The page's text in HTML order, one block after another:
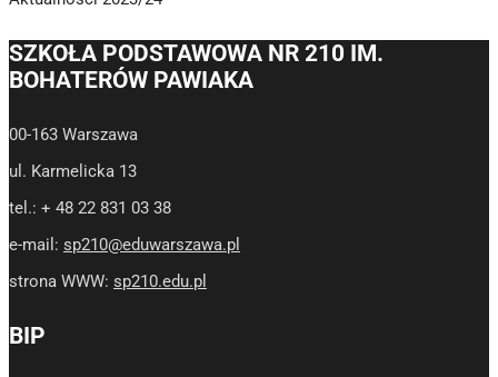
SZKOŁA PODSTAWOWA NR 210 IM.
BOHATERÓW PAWIAKA
00-163 Warszawa
ul. Karmelicka 13
tel.: + 48 22 831 03 38
e-mail: sp210@eduwarszawa.pl
strona WWW: sp210.edu.pl
BIP